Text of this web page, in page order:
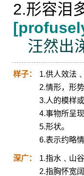
2.形容泪
汪然
样子：
1.供人效法
2.情形，形势
3.人的模样或
4.事物所呈
5.形状。
6.表示约略情
深广：
1.指水﹑山
2.指胸怀宽